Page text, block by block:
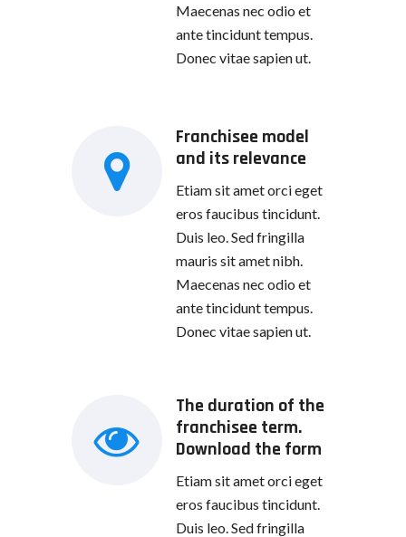
Maecenas nec odio et
ante tincidunt tempus.
Donec vitae sapien ut.
Franchisee model
and its relevance
Etiam sit amet orci eget
eros faucibus tincidunt.
Duis leo. Sed fringilla
mauris sit amet nibh.
Maecenas nec odio et
ante tincidunt tempus.
Donec vitae sapien ut.
The duration of the
franchisee term.
Download the form
Etiam sit amet orci eget
eros faucibus tincidunt.
Duis leo. Sed fringilla